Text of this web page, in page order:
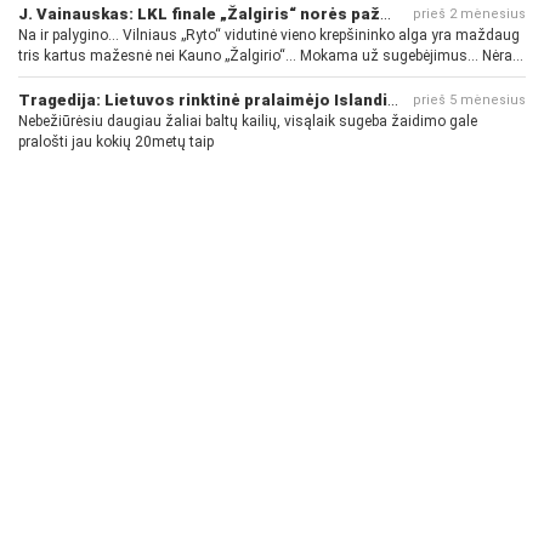
J. Vainauskas: LKL finale „Žalgiris“ norės pažeminti „Rytą“ prieš 2 mėnesius
Na ir palygino... Vilniaus „Ryto“ vidutinė vieno krepšininko alga yra maždaug
tris kartus mažesnė nei Kauno „Žalgirio“... Mokama už sugebėjimus... Nėra
pinigų - nėra gerų žaidėjų...
Tragedija: Lietuvos rinktinė pralaimėjo Islandijai prieš 5 mėnesius
Nebežiūrėsiu daugiau žaliai baltų kailių, visąlaik sugeba žaidimo gale
pralošti jau kokių 20metų taip